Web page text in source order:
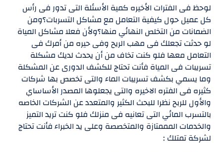
لوحظ فى الفترات الأخيره كمية الأسئلة التى تدور فى رأس
كل عميل حول كيفية التعامل مع مشاكل التسربات؟ومن
الضمانات من التخلص النهائي منها؟ولأن فعلا مشاكل المياة
لو حدثت تجعلك فى مهب الريح وفى حيره من أمرك فى
التعامل معها فلو كنت تخاف من أن يحدث لديك مشكلة
تسريبات فى المياة فأنت تحتاج للكشف الدورى عن المشكلة
وما يسمي بكشف تسريبات الماء والتى تخصص بها شركات
كثيره فى الفتره الاخيره والتى يجعلوها المصدر الأساساي
والأول للربح نظرا للبحث الكثير والمتعدد عن الشركات الخاصه
بالتسرب المائي التى تعانيه فى منزلك فلو كنت تريد التميز
والخدمات المممتازة والمتخصصة وعلى يد الخبراء فأنت تحتاج
لشركة تمتلك :